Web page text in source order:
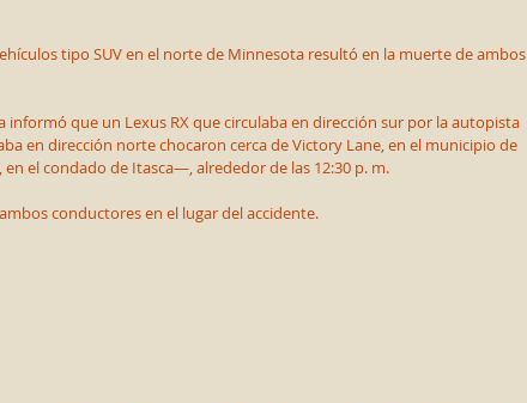
tipo SUV en el norte de Minnesota resultó en la muerte de ambos
informó que un Lexus RX que circulaba en dirección sur por la autopista
en dirección norte chocaron cerca de Victory Lane, en el municipio de
el condado de Itasca—, alrededor de las 12:30 p. m.
conductores en el lugar del accidente.